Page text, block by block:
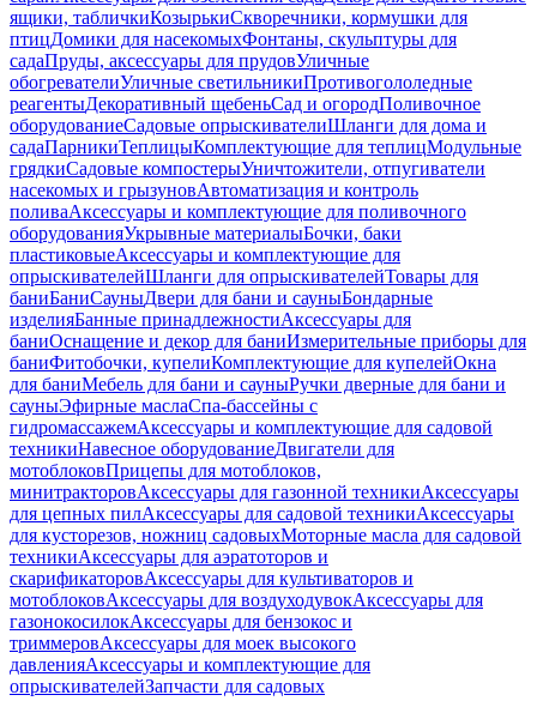
ящики, табличкиКозырькиСкворечники, кормушки для
птицДомики для насекомыхФонтаны, скульптуры для
садаПруды, аксессуары для прудовУличные
обогревателиУличные светильникиПротивогололедные
реагентыДекоративный щебеньСад и огородПоливочное
оборудованиеСадовые опрыскивателиШланги для дома и
садаПарникиТеплицыКомплектующие для теплицМодульные
грядкиСадовые компостерыУничтожители, отпугиватели
насекомых и грызуновАвтоматизация и контроль
поливаАксессуары и комплектующие для поливочного
оборудованияУкрывные материалыБочки, баки
пластиковыеАксессуары и комплектующие для
опрыскивателейШланги для опрыскивателейТовары для
баниБаниСауныДвери для бани и сауныБондарные
изделияБанные принадлежностиАксессуары для
баниОснащение и декор для баниИзмерительные приборы для
баниФитобочки, купелиКомплектующие для купелейОкна
для баниМебель для бани и сауныРучки дверные для бани и
сауныЭфирные маслаСпа-бассейны с
гидромассажемАксессуары и комплектующие для садовой
техникиНавесное оборудованиеДвигатели для
мотоблоковПрицепы для мотоблоков,
минитракторовАксессуары для газонной техникиАксессуары
для цепных пилАксессуары для садовой техникиАксессуары
для кусторезов, ножниц садовыхМоторные масла для садовой
техникиАксессуары для аэратоторов и
скарификаторовАксессуары для культиваторов и
мотоблоковАксессуары для воздуходувокАксессуары для
газонокосилокАксессуары для бензокос и
триммеровАксессуары для моек высокого
давленияАксессуары и комплектующие для
опрыскивателейЗапчасти для садовых